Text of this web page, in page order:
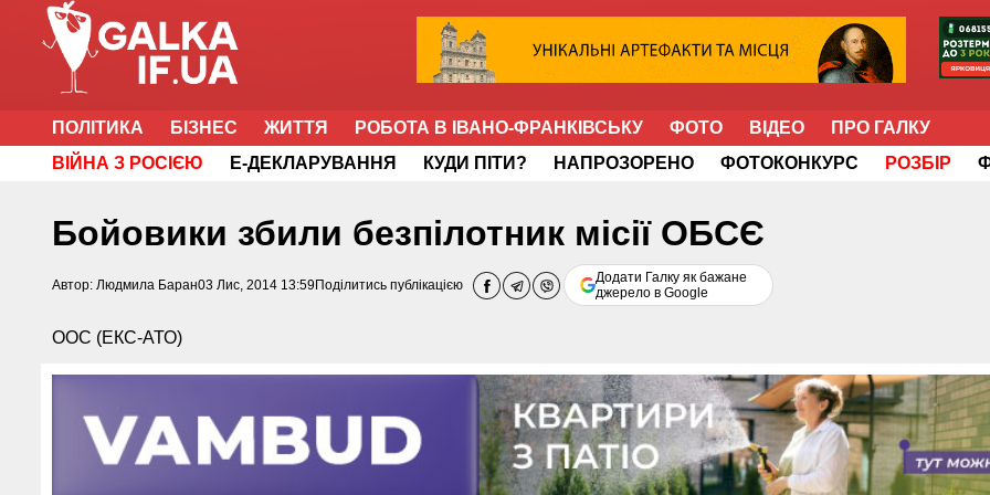
ПОЛІТИКА БІЗНЕС ЖИТТЯ РОБОТА В ІВАНО-ФРАНКІВСЬКУ ФОТО ВІДЕО
ПРО ГАЛКУ
ВІЙНА З РОСІЄЮ
Е-ДЕКЛАРУВАННЯ КУДИ ПІТИ? НАПРОЗОРЕНО ФОТОКОНКУРС РОЗБІР
Бойовики збили безпілотник місії ОБСЄ
Автор: Людмила Баран03 Лис, 2014 13:59 Поділитись публікацією
Додати Галку як бажане
джерело в Google
ООС (ЕКС-АТО)